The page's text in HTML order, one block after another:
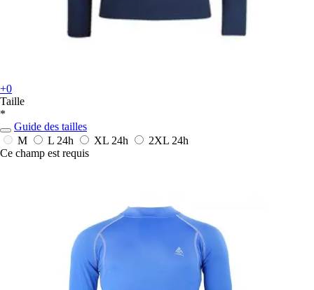
+0
Taille
*
Guide des tailles
M
L 24h XL 24h 2XL 24h
Ce champ est requis